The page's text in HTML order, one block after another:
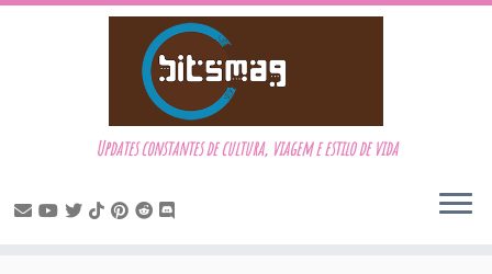
Updates constantes de cultura, viagem e estilo de vida